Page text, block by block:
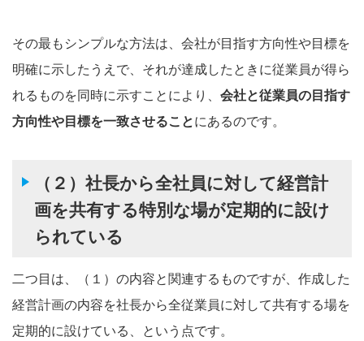
その最もシンプルな方法は、会社が目指す方向性や目標を
明確に示したうえで、それが達成したときに従業員が得ら
れるものを同時に示すことにより、 会社と従業員の目指す
方向性や目標を一致させることにあるのです。
（２）社長から全社員に対して経営計
画を共有する特別な場が定期的に設け
られている
二つ目は、（１）の内容と関連するものですが、作成した
経営計画の内容を社長から全従業員に対して共有する場を
定期的に設けている、という点です。